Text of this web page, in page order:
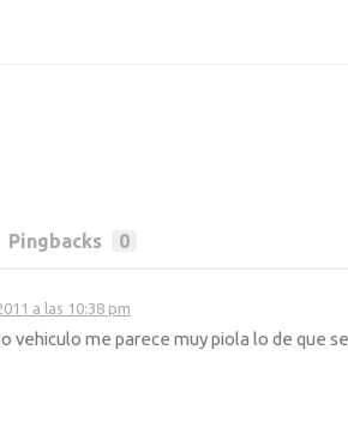
Pingbacks 0
a las 10:38 pm
vehiculo me parece muy piola lo de que